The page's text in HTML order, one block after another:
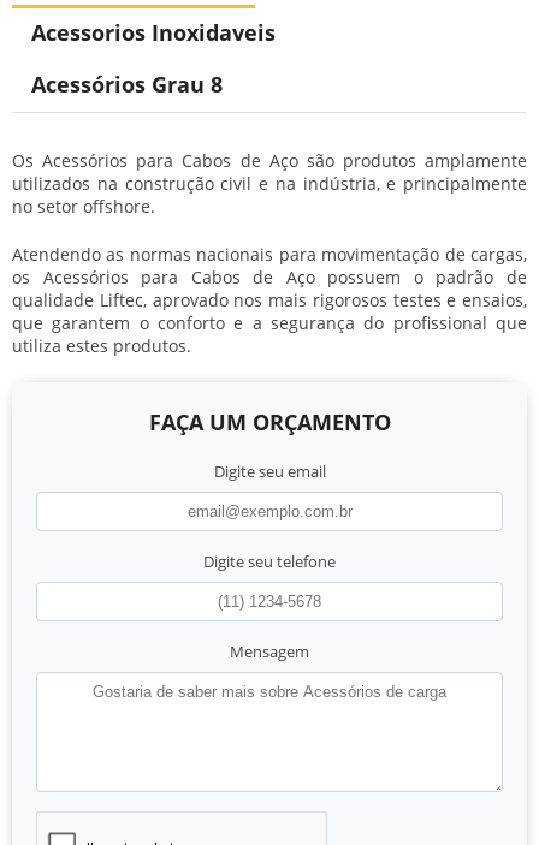
Acessorios Inoxidaveis
Acessórios Grau 8
Os Acessórios para Cabos de Aço são produtos amplamente
utilizados na construção civil e na indústria, e principalmente
no setor offshore.
Atendendo as normas nacionais para movimentação de cargas,
os Acessórios para Cabos de Aço possuem o padrão de
qualidade Liftec, aprovado nos mais rigorosos testes e ensaios,
que garantem o conforto e a segurança do profissional que
utiliza estes produtos.
FAÇA UM ORÇAMENTO
Digite seu email
Digite seu telefone
Mensagem